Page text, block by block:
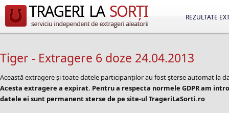
REZULTATE
Tiger - Extragere 6 doze 24.04.2013
Această extragere și toate datele participanților au fost șterse automat la
Acesta extragere a expirat. Pentru a respecta normele GDPR am
datele ei sunt permanent sterse de pe site-ul TrageriLaSorti.ro